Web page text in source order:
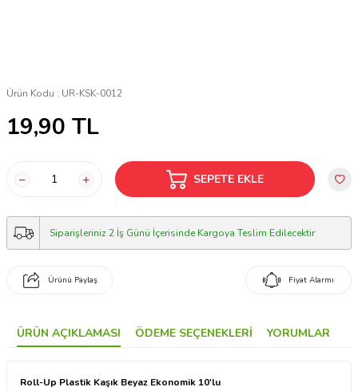
Ürün Kodu : UR-KSK-0012
19,90 TL
SEPETE EKLE
Siparişleriniz 2 İş Günü İçerisinde Kargoya Teslim Edilecektir
Ürünü Paylaş Fiyat Alarmı
ÜRÜN AÇIKLAMASI ÖDEME SEÇENEKLERI YORUMLAR
Roll-Up Plastik Kaşık Beyaz Ekonomik 10'lu